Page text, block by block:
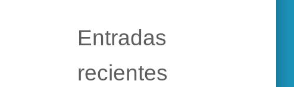
Entradas
recientes